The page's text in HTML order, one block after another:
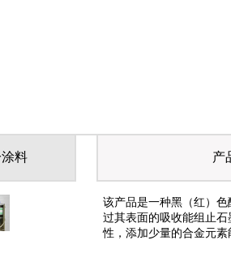
料 产
该产品是一种黑（红）
过其表面的吸收能组止
性，添加少量的合金元